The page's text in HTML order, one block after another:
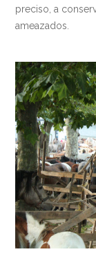
preciso, a
ameazados.